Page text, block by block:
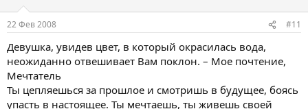
22 Фев 2008 #11
Девушка, увидев цвет, в который окрасилась вода,
неожиданно отвешивает Вам поклон. – Мое почтение,
Мечтатель
Ты цепляешься за прошлое и смотришь в будущее, боясь
упасть в настоящее. Ты мечтаешь, ты живешь своей